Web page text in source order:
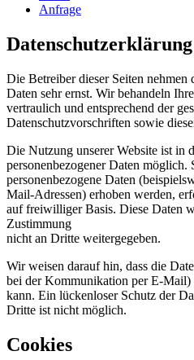
Anfrage
Datenschutzerklärung
Die Betreiber dieser Seiten nehmen
Daten sehr ernst. Wir behandeln
vertraulich und entsprechend der
Datenschutzvorschriften sowie
Die Nutzung unserer Website ist in
personenbezogener Daten möglich.
personenbezogene Daten
Mail-Adressen) erhoben werden,
auf freiwilliger Basis. Diese Daten
Zustimmung
nicht an Dritte weitergegeben.
Wir weisen darauf hin, dass die
bei der Kommunikation per E-Mail)
kann. Ein lückenloser Schutz der
Dritte ist nicht möglich.
Cookies